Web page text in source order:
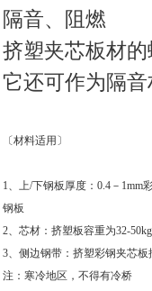
隔音、阻燃
挤塑夹芯板材
它还可作为隔
〔材料适用〕
1、上/下钢板厚度：0.4－1mm
钢板
2、芯材：挤塑板容重为32-
3、侧边钢带：挤塑彩钢夹芯
注：寒冷地区，不得有冷桥